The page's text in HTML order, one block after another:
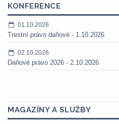
KONFERENCE
01.10.2026
Trestní právo daňové - 1.10.2026
02.10.2026
Daňové právo 2026 - 2.10.2026
MAGAZÍNY A SLUŽBY